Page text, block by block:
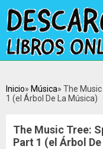
Inicio Música
The
1 (el Árbol De La Música)
The Music Tree:
Part 1 (el Árbol